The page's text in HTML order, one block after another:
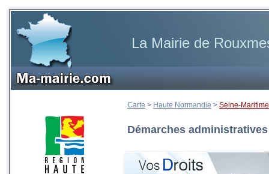
La Mairie de
Carte > Haute Normandie > Seine-Maritime
Démarches administratives